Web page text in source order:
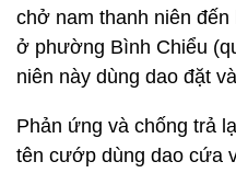
chở nam thanh niên
ở phường Bình Chiểu
niên này dùng dao đặt
Phản ứng và chống trả
tên cướp dùng dao cứa